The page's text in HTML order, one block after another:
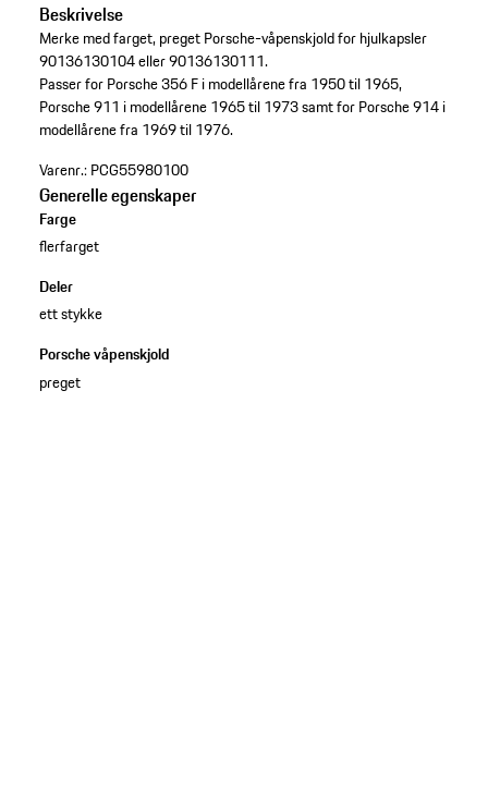
Beskrivelse
Merke med farget, preget Porsche-våpenskjold for hjulkapsler
90136130104 eller 90136130111.
Passer for Porsche 356 F i modellårene fra 1950 til 1965,
Porsche 911 i modellårene 1965 til 1973 samt for Porsche 914 i
modellårene fra 1969 til 1976.
Varenr.: PCG55980100
Generelle egenskaper
Farge
flerfarget
Deler
ett stykke
Porsche våpenskjold
preget